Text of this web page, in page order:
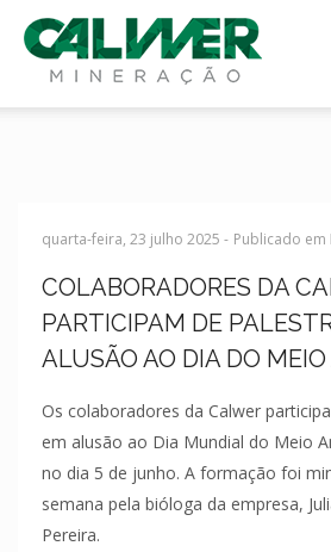
quarta-feira, 23 julho 2025 - Publicado em
COLABORADORES DA
PARTICIPAM DE
ALUSÃO AO DIA DO
Os colaboradores da Calwer
em alusão ao Dia Mundial do Meio
no dia 5 de junho. A formação foi
semana pela bióloga da empresa,
Pereira.